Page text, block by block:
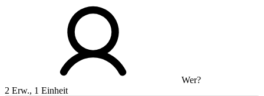
Wer?
2 Erw., 1 Einheit